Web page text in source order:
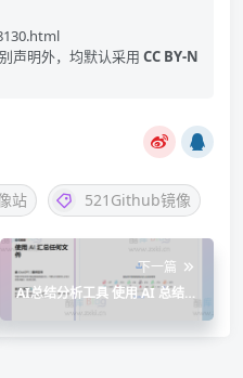
声明外，均默认采用 CC BY-N
站 521Github镜像
下一篇
AI总结分析工具 使用 AI 总结任